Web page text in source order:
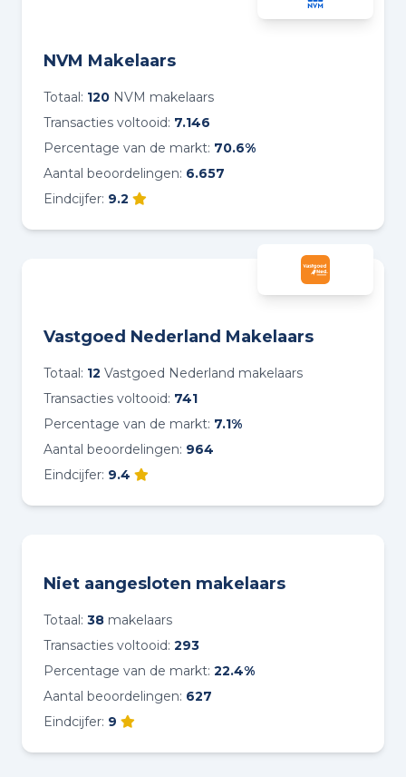
NVM Makelaars
Totaal: 120 NVM makelaars
Transacties voltooid: 7.146
Percentage van de markt: 70.6%
Aantal beoordelingen: 6.657
Eindcijfer: 9.2
Vastgoed Nederland Makelaars
Totaal: 12 Vastgoed Nederland makelaars
Transacties voltooid: 741
Percentage van de markt: 7.1%
Aantal beoordelingen: 964
Eindcijfer: 9.4
Niet aangesloten makelaars
Totaal: 38 makelaars
Transacties voltooid: 293
Percentage van de markt: 22.4%
Aantal beoordelingen: 627
Eindcijfer: 9